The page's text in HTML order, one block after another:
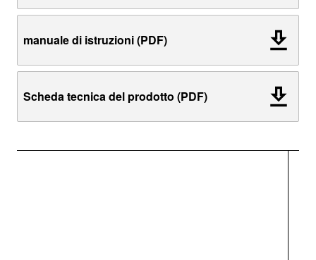
manuale di istruzioni (PDF)
Scheda tecnica del prodotto (PDF)